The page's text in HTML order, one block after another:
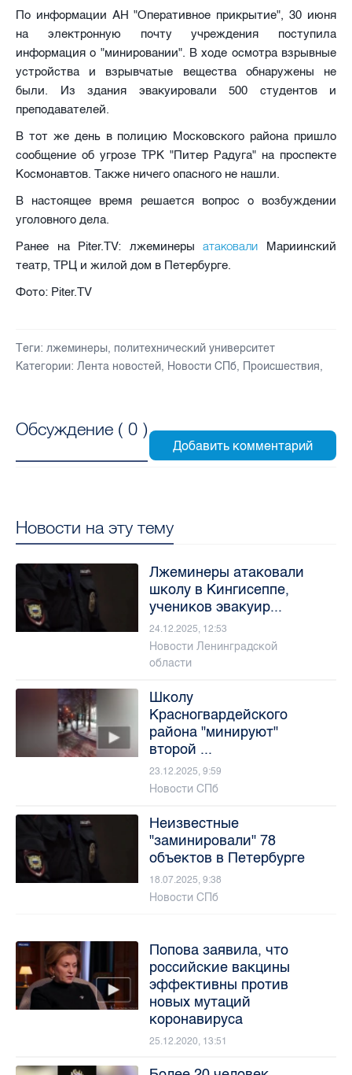
По информации АН "Оперативное прикрытие", 30 июня
на электронную почту учреждения поступила
информация о "минировании". В ходе осмотра взрывные
устройства и взрывчатые вещества обнаружены не
были. Из здания эвакуировали 500 студентов и
преподавателей.
В тот же день в полицию Московского района пришло
сообщение об угрозе ТРК "Питер Радуга" на проспекте
Космонавтов. Также ничего опасного не нашли.
В настоящее время решается вопрос о возбуждении
уголовного дела.
Ранее на Piter.TV: лжеминерыатаковали Мариинский
театр, ТРЦ и жилой дом в Петербурге.
Фото: Piter.TV
Теги: лжеминеры, политехнический университет
Категории: Лента новостей, Новости СПб, Происшествия,
Обсуждение ( 0 )
Новости на эту тему
Лжеминеры атаковали
школу в Кингисеппе,
учеников эвакуир...
24.12.2025, 12:53
Новости Ленинградской
области
Школу
Красногвардейского
района "минируют"
второй ...
23.12.2025, 9:59
Новости СПб
Неизвестные
"заминировали" 78
объектов в Петербурге
18.07.2025, 9:38
Новости СПб
Попова заявила, что
российские вакцины
эффективны против
новых мутаций
коронавируса
25.12.2020, 13:51